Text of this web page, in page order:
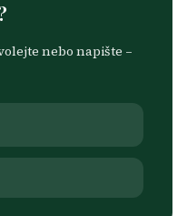
nebo napište –